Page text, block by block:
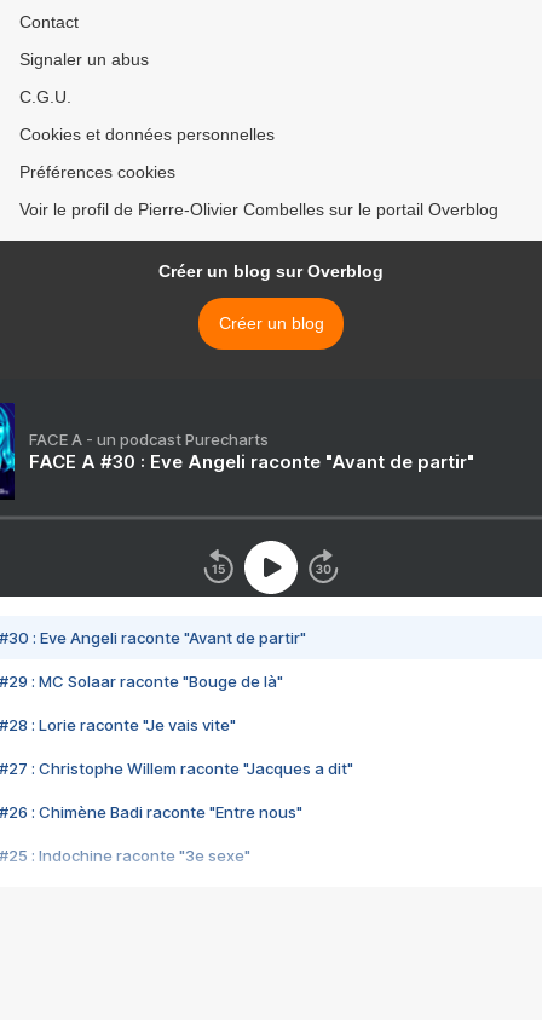
Contact
Signaler un abus
C.G.U.
Cookies et données personnelles
Préférences cookies
Voir le profil de Pierre-Olivier Combelles sur le portail Overblog
Créer un blog sur Overblog
Créer un blog
FACE A - un podcast Purecharts
FACE A #30 : Eve Angeli raconte "Avant de partir"
#30 : Eve Angeli raconte "Avant de partir"
#29 : MC Solaar raconte "Bouge de là"
#28 : Lorie raconte "Je vais vite"
#27 : Christophe Willem raconte "Jacques a dit"
#26 : Chimène Badi raconte "Entre nous"
#25 : Indochine raconte "3e sexe"